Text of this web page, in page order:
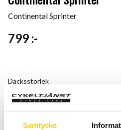
Samtycke
Continental Sprinter
799 :-
Däcksstorlek